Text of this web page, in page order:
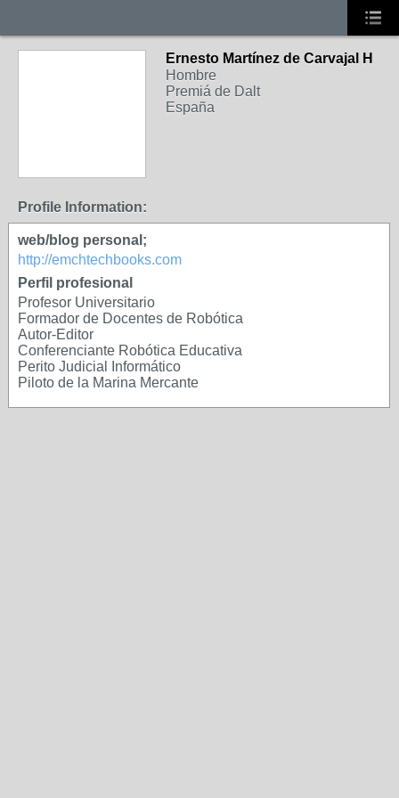
Ernesto Martínez de Carvajal H
Hombre
Premiá de Dalt
España
Profile Information:
web/blog personal;
http://emchtechbooks.com
Perfil profesional
Profesor Universitario
Formador de Docentes de Robótica
Autor-Editor
Conferenciante Robótica Educativa
Perito Judicial Informático
Piloto de la Marina Mercante